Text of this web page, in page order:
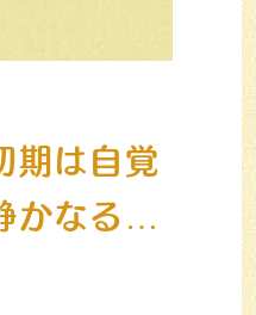
期は自覚
かなる病